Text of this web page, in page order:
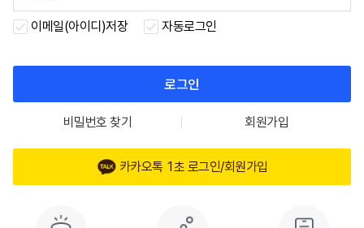
이메일(아이디)저장 자동로그인
로그인
비밀번호 찾기 회원가입
카카오톡 1초 로그인/회원가입